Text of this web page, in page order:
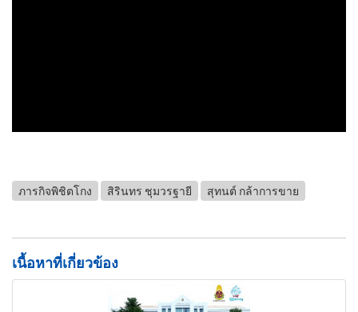
ภารกิจพิชิตโกง สิรินทร ชุมวรฐายี สุทนต์ กล้าการขาย
เนื้อหาที่เกี่ยวข้อง